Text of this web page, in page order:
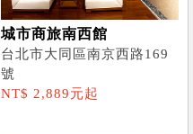
城市商旅南西館
台北市大同區南京西路169
號
NT$ 2,889元起